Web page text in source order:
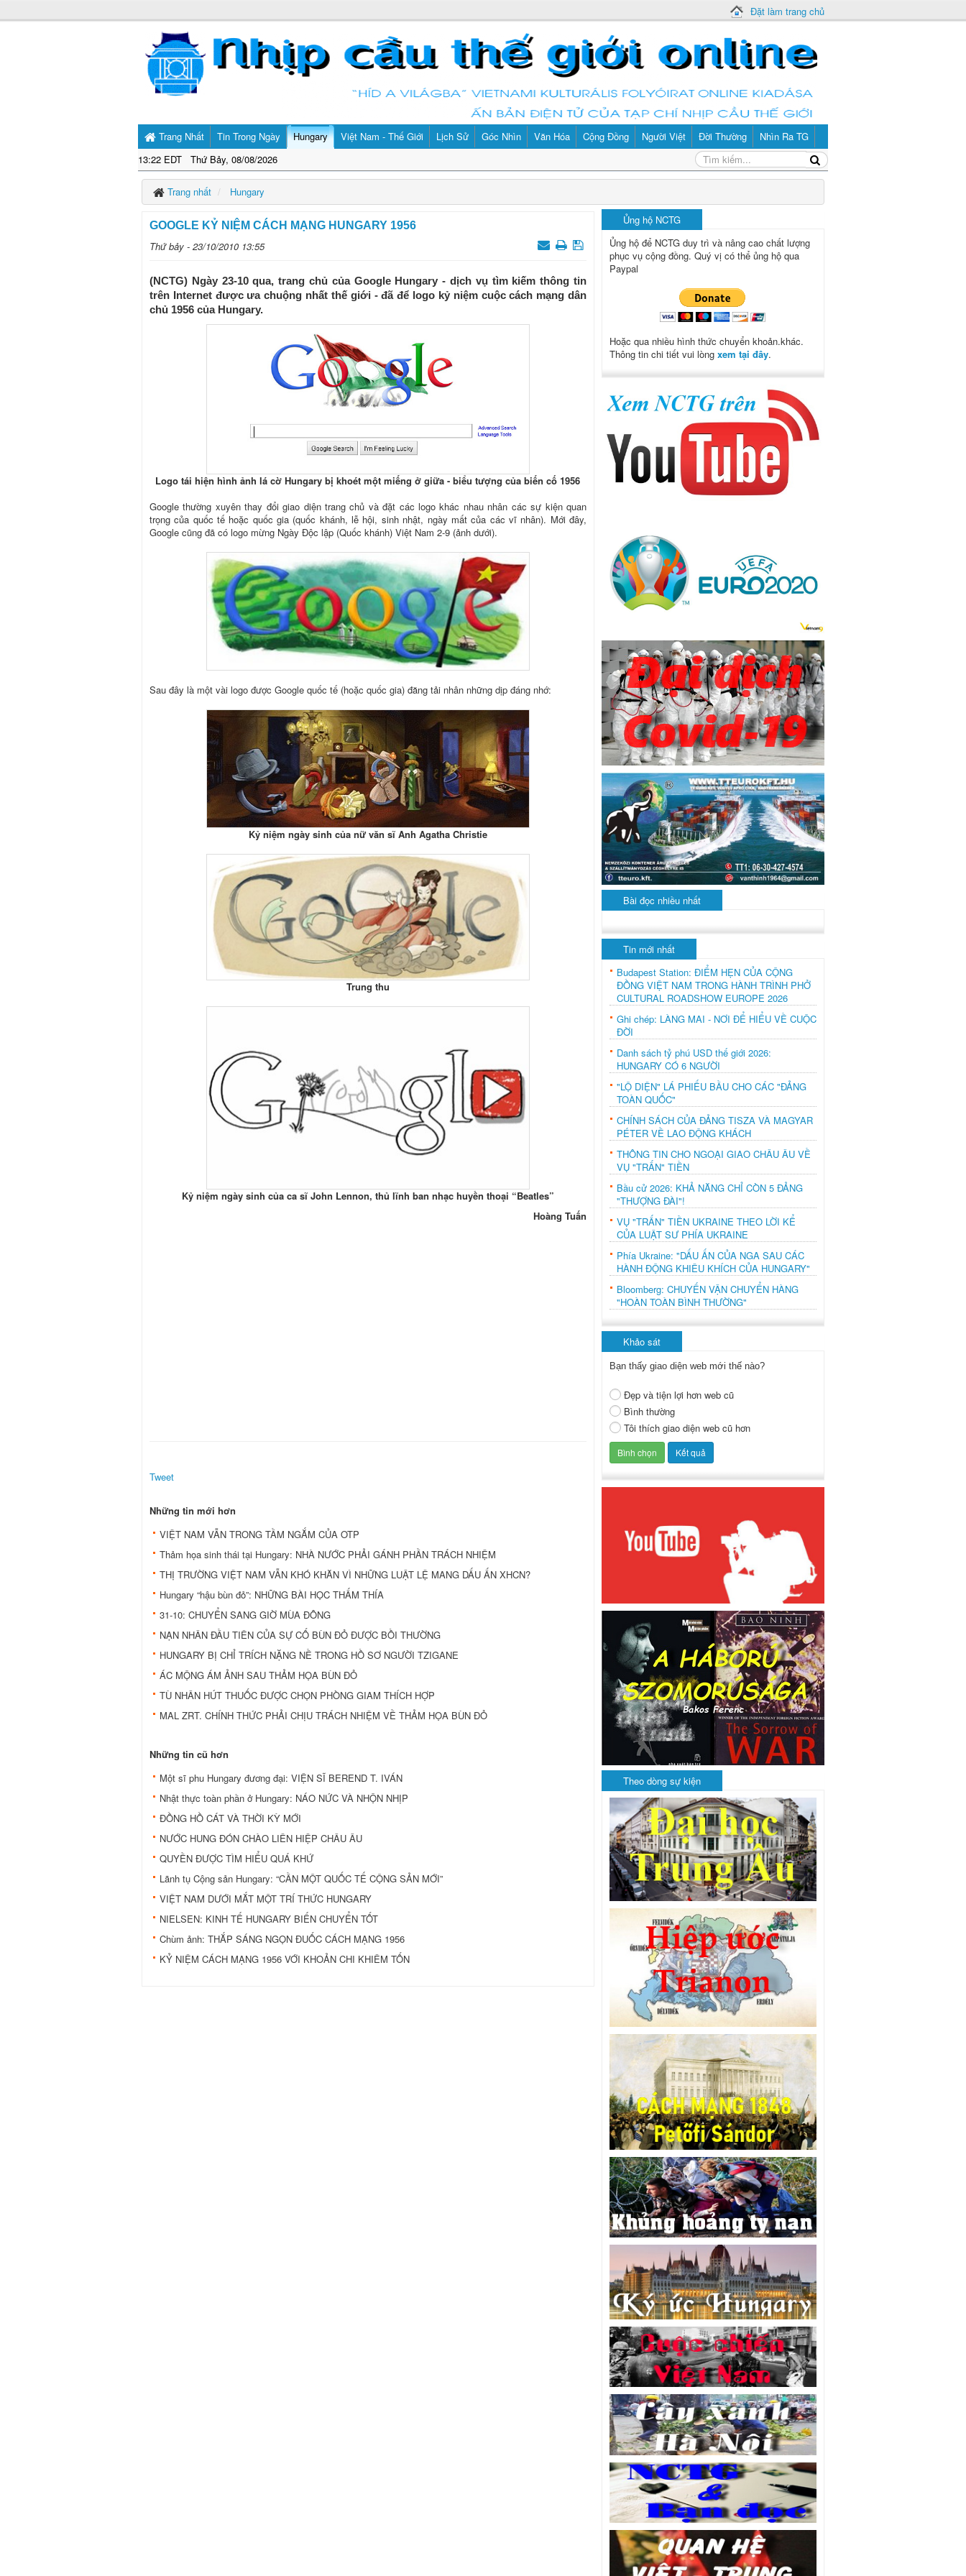
Đặt làm trang chủ
Trang Nhất
13:22 EDT Thứ Bảy, 08/08/2026
Tin Trong Ngày Hungary Việt Nam - Thế Giới Lịch Sử Góc Nhìn Văn Hóa Cộng Đồng Người Việt Đời Thường Nhìn Ra TG
Trang nhất Hungary
GOOGLE KỶ NIỆM CÁCH MẠNG HUNGARY 1956
Thứ bảy - 23/10/2010 13:55
(NCTG) Ngày 23-10 qua, trang chủ của Google Hungary - dịch vụ tìm kiếm thông tin
trên Internet được ưa chuộng nhất thế giới - đã để logo kỷ niệm cuộc cách mạng dân
chủ 1956 của Hungary.
Logo tái hiện hình ảnh lá cờ Hungary bị khoét một miếng ở giữa - biểu tượng của biến cố 1956
Google thường xuyên thay đổi giao diện trang chủ và đặt các logo khác nhau nhân các sự kiện quan
trọng của quốc tế hoặc quốc gia (quốc khánh, lễ hội, sinh nhật, ngày mất của các vĩ nhân). Mới đây,
Google cũng đã có logo mừng Ngày Độc lập (Quốc khánh) Việt Nam 2-9 (ảnh dưới).
Sau đây là một vài logo được Google quốc tế (hoặc quốc gia) đăng tải nhân những dịp đáng nhớ:
Kỷ niệm ngày sinh của nữ văn sĩ Anh Agatha Christie
Trung thu
Kỷ niệm ngày sinh của ca sĩ John Lennon, thủ lĩnh ban nhạc huyền thoại “Beatles”
Hoàng Tuấn
Tweet
Những tin mới hơn
VIỆT NAM VẪN TRONG TẦM NGẮM CỦA OTP
Thảm họa sinh thái tại Hungary: NHÀ NƯỚC PHẢI GÁNH PHẦN TRÁCH NHIỆM
THỊ TRƯỜNG VIỆT NAM VẪN KHÓ KHĂN VÌ NHỮNG LUẬT LỆ MANG DẤU ẤN XHCN?
Hungary “hậu bùn đỏ”: NHỮNG BÀI HỌC THẤM THÍA
31-10: CHUYỂN SANG GIỜ MÙA ĐÔNG
NẠN NHÂN ĐẦU TIÊN CỦA SỰ CỐ BÙN ĐỎ ĐƯỢC BỒI THƯỜNG
HUNGARY BỊ CHỈ TRÍCH NẶNG NỀ TRONG HỒ SƠ NGƯỜI TZIGANE
ÁC MỘNG ÁM ẢNH SAU THẢM HỌA BÙN ĐỎ
TÙ NHÂN HÚT THUỐC ĐƯỢC CHỌN PHÒNG GIAM THÍCH HỢP
MAL ZRT. CHÍNH THỨC PHẢI CHỊU TRÁCH NHIỆM VỀ THẢM HỌA BÙN ĐỎ
Những tin cũ hơn
Một sĩ phu Hungary đương đại: VIỆN SĨ BEREND T. IVÁN
Nhật thực toàn phần ở Hungary: NÁO NỨC VÀ NHỘN NHỊP
ĐỒNG HỒ CÁT VÀ THỜI KỲ MỚI
NƯỚC HUNG ĐÓN CHÀO LIÊN HIỆP CHÂU ÂU
QUYỀN ĐƯỢC TÌM HIỂU QUÁ KHỨ
Lãnh tụ Cộng sản Hungary: “CẦN MỘT QUỐC TẾ CỘNG SẢN MỚI”
VIỆT NAM DƯỚI MẮT MỘT TRÍ THỨC HUNGARY
NIELSEN: KINH TẾ HUNGARY BIẾN CHUYỂN TỐT
Chùm ảnh: THẮP SÁNG NGỌN ĐUỐC CÁCH MẠNG 1956
KỶ NIỆM CÁCH MẠNG 1956 VỚI KHOẢN CHI KHIÊM TỐN
Ủng hộ NCTG
Ủng hộ để NCTG duy trì và nâng cao chất lượng
phục vụ cộng đồng. Quý vị có thể ủng hộ qua
Paypal
Hoặc qua nhiều hình thức chuyển khoản.khác.
Thông tin chi tiết vui lòng xem tại đây.
Bài đọc nhiều nhất
Tin mới nhất
Budapest Station: ĐIỂM HẸN CỦA CỘNG
ĐỒNG VIỆT NAM TRONG HÀNH TRÌNH PHỞ
CULTURAL ROADSHOW EUROPE 2026
Ghi chép: LÀNG MAI - NƠI ĐỂ HIỂU VỀ CUỘC
ĐỜI
Danh sách tỷ phú USD thế giới 2026:
HUNGARY CÓ 6 NGƯỜI
"LỘ DIỆN" LÁ PHIẾU BẦU CHO CÁC "ĐẢNG
TOÀN QUỐC"
CHÍNH SÁCH CỦA ĐẢNG TISZA VÀ MAGYAR
PÉTER VỀ LAO ĐỘNG KHÁCH
THÔNG TIN CHO NGOẠI GIAO CHÂU ÂU VỀ
VỤ "TRẤN" TIỀN
Bầu cử 2026: KHẢ NĂNG CHỈ CÒN 5 ĐẢNG
"THƯỢNG ĐÀI"!
VỤ "TRẤN" TIỀN UKRAINE THEO LỜI KỂ
CỦA LUẬT SƯ PHÍA UKRAINE
Phía Ukraine: "DẤU ẤN CỦA NGA SAU CÁC
HÀNH ĐỘNG KHIÊU KHÍCH CỦA HUNGARY"
Bloomberg: CHUYẾN VẬN CHUYỂN HÀNG
"HOÀN TOÀN BÌNH THƯỜNG"
Khảo sát
Bạn thấy giao diện web mới thế nào?
Đẹp và tiện lợi hơn web cũ
Bình thường
Tôi thích giao diện web cũ hơn
Theo dòng sự kiện